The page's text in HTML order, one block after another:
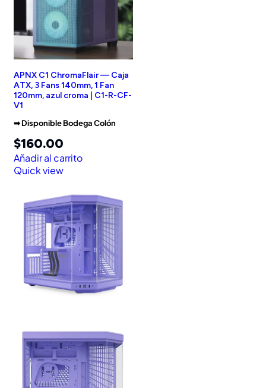
APNX C1 ChromaFlair — Caja
ATX, 3 Fans 140mm, 1 Fan
120mm, azul croma | C1-R-CF-
V1
➡︎ Disponible Bodega Colón
$160.00
Añadir al carrito
Quick view